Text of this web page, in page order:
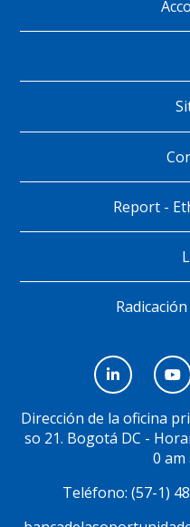
página
Report -
Social
Dirección de la oficina
so 21. Bogotá DC -
0 am
Teléfono: (57-1)